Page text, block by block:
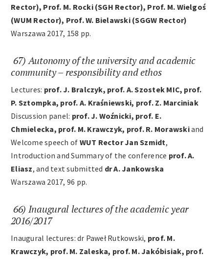
Contact
Rector), Prof. M. Rocki (SGH Rector), Prof. M. Wielgoś
(WUM Rector), Prof. W. Bielawski (SGGW Rector)
Warszawa 2017, 158 pp.
67) Autonomy of the university and academic
community – responsibility and ethos
Lectures: prof. J. Bralczyk, prof. A. Szostek MIC, prof.
P. Sztompka, prof. A. Kraśniewski, prof. Z. Marciniak
Discussion panel: prof. J. Woźnicki, prof. E.
Chmielecka, prof. M. Krawczyk, prof. R. Morawskiand
Welcome speech of WUT Rector Jan Szmidt,
Introduction and Summary of the conference prof. A.
Eliasz, and text submitted dr A. Jankowska
Warszawa 2017, 96 pp.
66) Inaugural lectures of the academic year
2016/2017
Inaugural lectures: dr Paweł Rutkowski, prof. M.
Krawczyk, prof. M. Zaleska, prof. M. Jakóbisiak, prof.